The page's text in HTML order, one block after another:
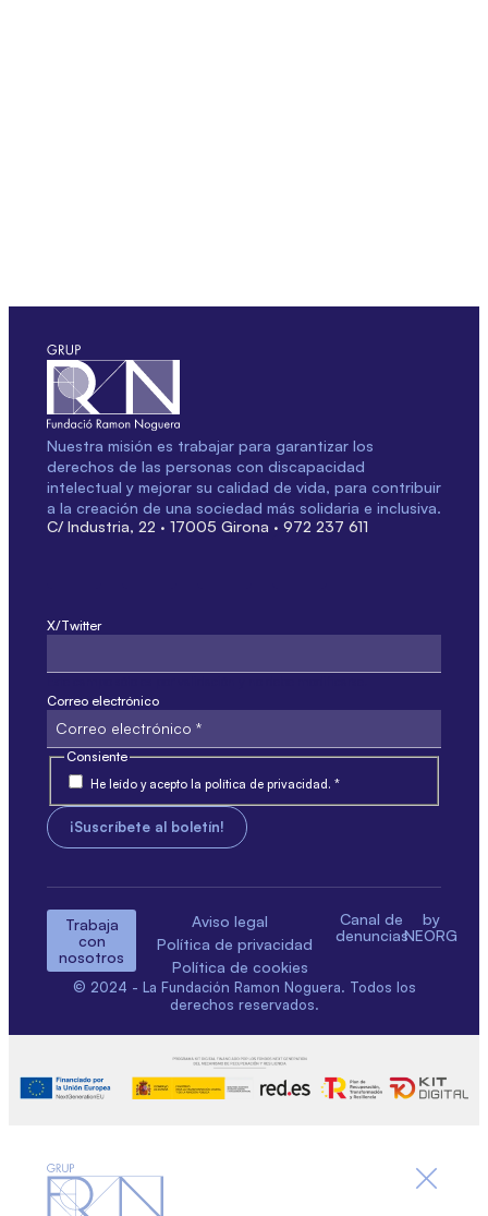
Nuestra misión es trabajar para garantizar los
derechos de las personas con discapacidad
intelectual y mejorar su calidad de vida, para contribuir
a la creación de una sociedad más solidaria e inclusiva.
C/ Industria, 22 · 17005 Girona · 972 237 611
X/Twitter
Correo electrónico
Consiente
He leído y acepto la política de privacidad. *
Trabaja
con
nosotros
Aviso legal
Política de privacidad
Política de cookies
Canal de
denuncias
by
NEORG
© 2024 - La Fundación Ramon Noguera. Todos los
derechos reservados.